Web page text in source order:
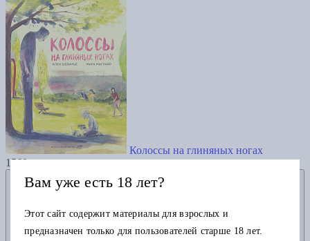
Колоссы на глиняных ногах
1560
Добавить в избранное
Вам уже есть 18 лет?
Этот сайт содержит материалы для взрослых и
предназначен только для пользователей старше 18 лет.